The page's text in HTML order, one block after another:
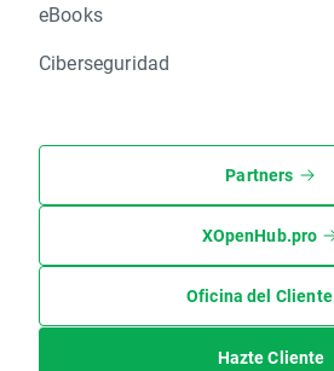
eBooks
Ciberseguridad
Partners
XOpenHub.pro
Oficina del Cliente
Hazte Cliente